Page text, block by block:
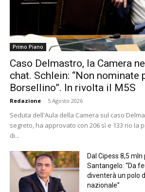
Primo Piano
Caso Delmastro, la Camera
chat. Schlein: “Non nominate
Borsellino”. In rivolta il M5S
Redazione - 5 Agosto 2026
Seduta dell'Aula della Camera sul caso
segreto, ha approvato con 206 sì e 133 no la
di...
Dal Cipess 8,5 mln
Santangelo: “Da
diventerà un polo
nazionale”